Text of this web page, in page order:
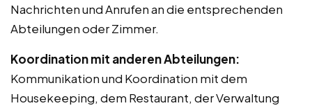
Nachrichten und Anrufen an die entsprechenden
Abteilungen oder Zimmer.
Koordination mit anderen Abteilungen:
Kommunikation und Koordination mit dem
Housekeeping, dem Restaurant, der Verwaltung